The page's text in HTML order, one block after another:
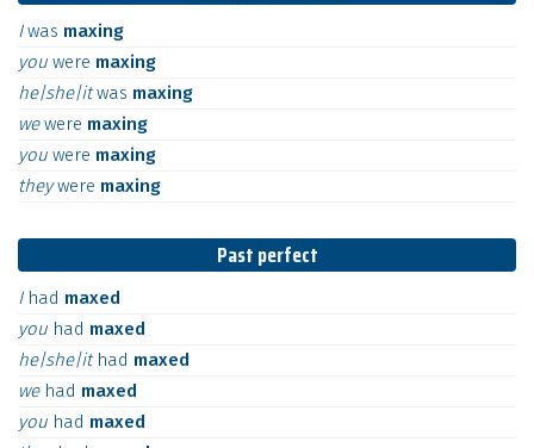
Iwas maxing
you were maxing
he|she|itwas maxing
wewere maxing
you were maxing
theywere maxing
Past perfect
I had maxed
you had maxed
he|she|it had maxed
we had maxed
you had maxed